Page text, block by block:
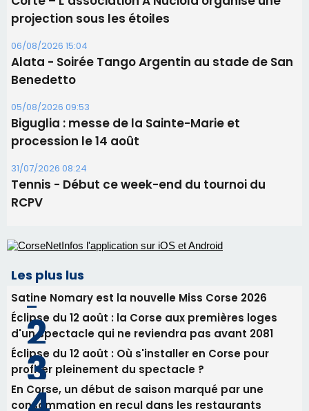
Les brèves
09/08/2026 11:04
Festa di l’Associi Curtinesi le 13 septembre
06/08/2026 15:57
Ucciani – Marché des producteurs à Cruculi le
11 août
06/08/2026 15:25
Corte – L’association A Nuciola organise une
projection sous les étoiles
06/08/2026 15:04
Benedetto
05/08/2026 09:53
Biguglia : messe de la Sainte-Marie et
procession le 14 août
31/07/2026 08:24
Tennis - Début ce week-end du tournoi du
RCPV